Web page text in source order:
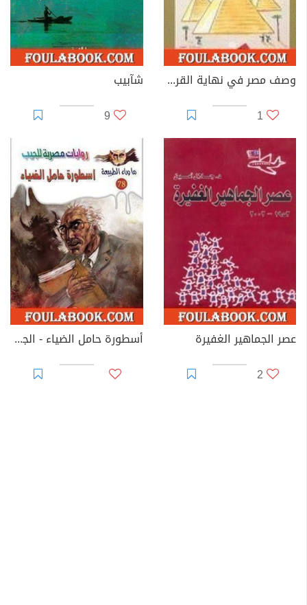
وصف مصر في نهاية القرن العشرين
1
شآبيب
9
عصر الجماهير الغفيرة
2
أسطورة حامل الضياء - الجزء الأول